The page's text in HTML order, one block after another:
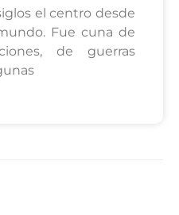
el centro desde
Fue cuna de
de guerras